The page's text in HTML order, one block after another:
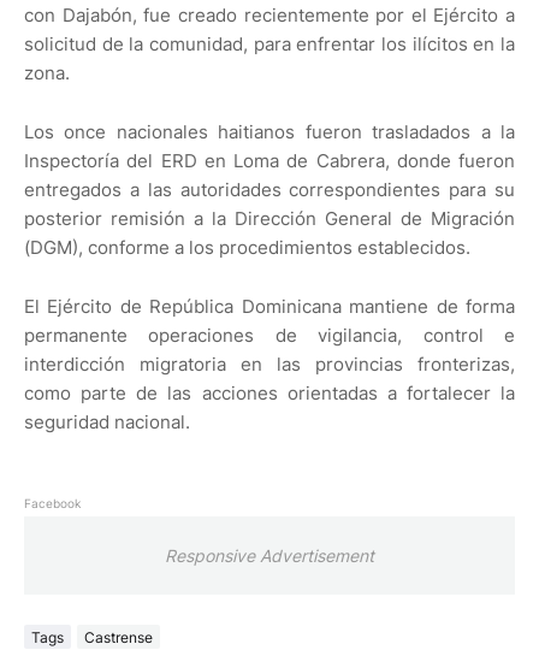
con Dajabón, fue creado recientemente por el Ejército a
solicitud de la comunidad, para enfrentar los ilícitos en la
zona.
Los once nacionales haitianos fueron trasladados a la
Inspectoría del ERD en Loma de Cabrera, donde fueron
entregados a las autoridades correspondientes para su
posterior remisión a la Dirección General de Migración
(DGM), conforme a los procedimientos establecidos.
El Ejército de República Dominicana mantiene de forma
permanente operaciones de vigilancia, control e
interdicción migratoria en las provincias fronterizas,
como parte de las acciones orientadas a fortalecer la
seguridad nacional.
Facebook
Responsive Advertisement
Tags Castrense